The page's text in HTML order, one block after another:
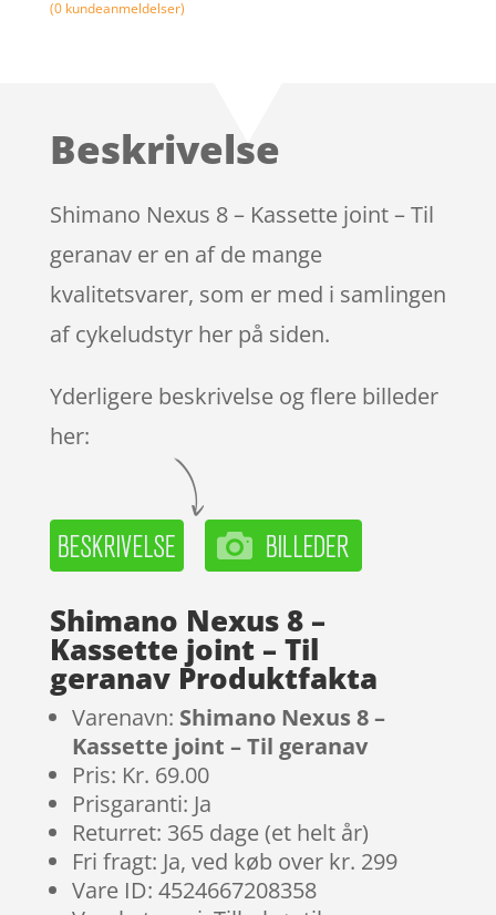
(0kundeanmeldelser)
Beskrivelse
Shimano Nexus 8 – Kassette joint – Til
geranav er en af de mange
kvalitetsvarer, som er med i samlingen
af cykeludstyr her på siden.
Yderligere beskrivelse og flere billeder
her:
Shimano Nexus 8 –
Kassette joint – Til
geranav Produktfakta
Varenavn: Shimano Nexus 8 –
Kassette joint – Til geranav
Pris: Kr. 69.00
Prisgaranti: Ja
Returret: 365 dage (et helt år)
Fri fragt: Ja, ved køb over kr. 299
Vare ID: 4524667208358